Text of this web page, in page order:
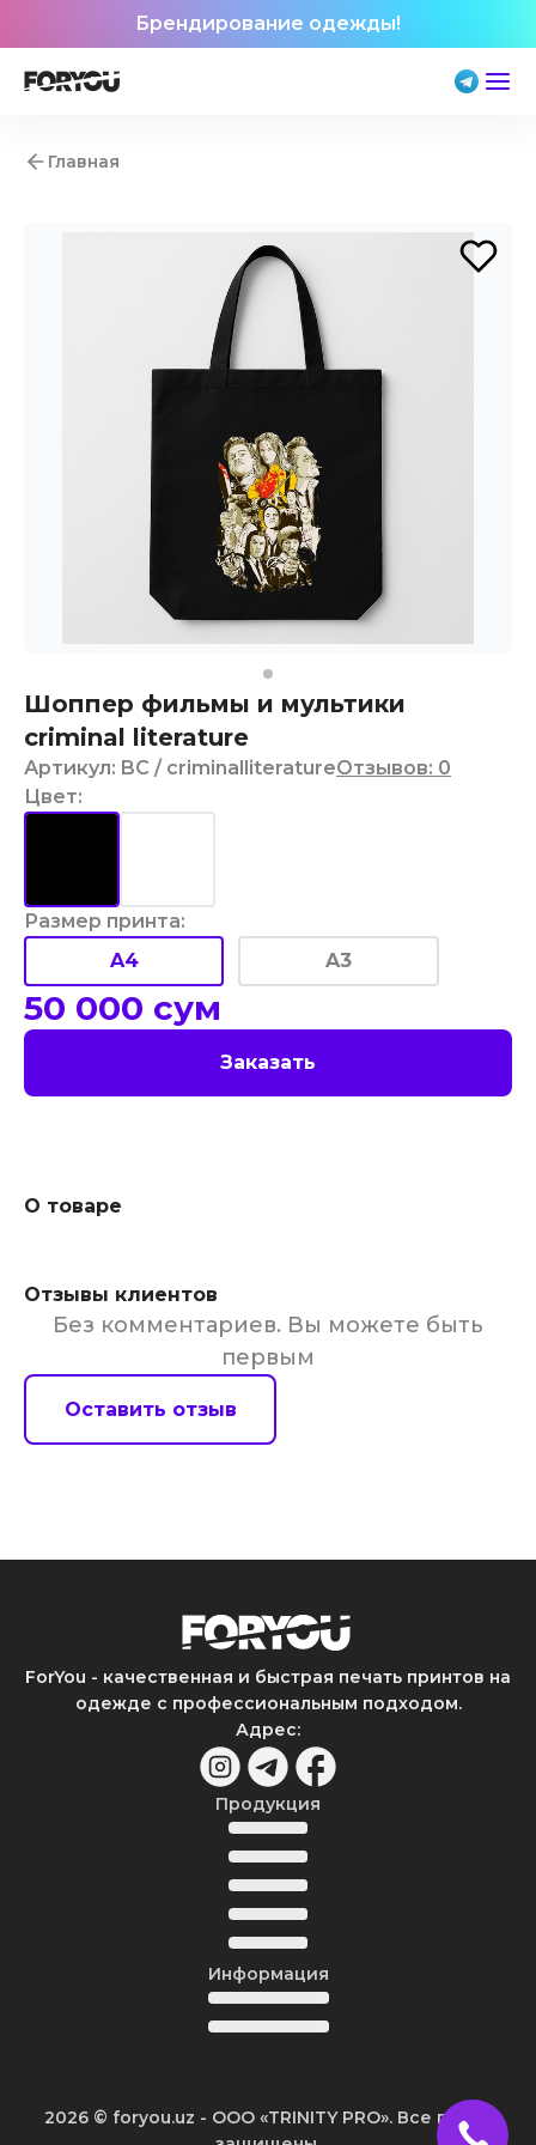
Брендирование одежды!
Главная
Шоппер фильмы и мультики
criminal literature
Артикул: BC / criminalliteratureОтзывов: 0
Цвет:
Размер принта:
A4
A3
50 000 сум
Заказать
О товаре
Отзывы клиентов
Без комментариев. Вы можете быть
первым
Оставить отзыв
ForYou - качественная и быстрая печать принтов на
одежде с профессиональным подходом.
Адрес:
Продукция
Информация
2026 © foryou.uz - ООО «TRINITY PRO». Все права